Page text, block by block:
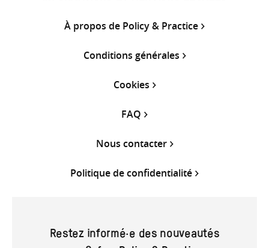
À propos de Policy & Practice
Conditions générales
Cookies
FAQ
Nous contacter
Politique de confidentialité
Restez informé·e des nouveautés